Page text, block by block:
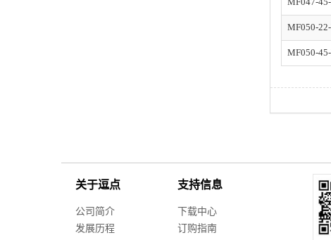
MF047-
MF050-
MF050-
关于逗点
公司简介
发展历程
支持信息
下载中心
订购指南